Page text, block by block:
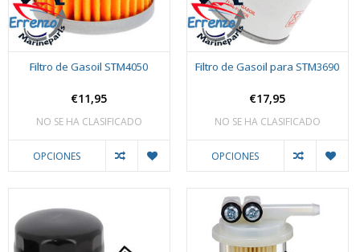
Filtro de Gasoil STM4050
€11,95
NO SE HA CLASIFICADO
OPCIONES
Filtro de Gasoil para STM3690
€17,95
NO SE HA CLASIFICADO
OPCIONES